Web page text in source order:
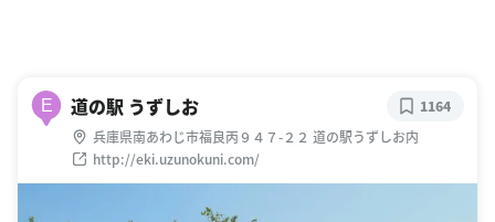
E 道の駅 うずしお
兵庫県南あわじ市福良丙９４７-２２ 道の駅うずしお内
http://eki.uzunokuni.com/
1164